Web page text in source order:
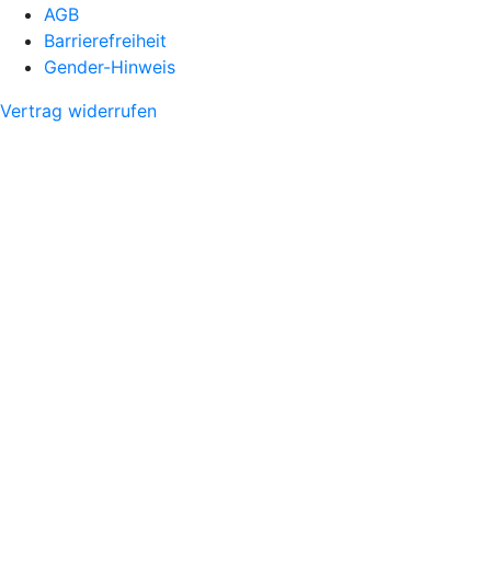
AGB
Barrierefreiheit
Gender-Hinweis
Vertrag widerrufen